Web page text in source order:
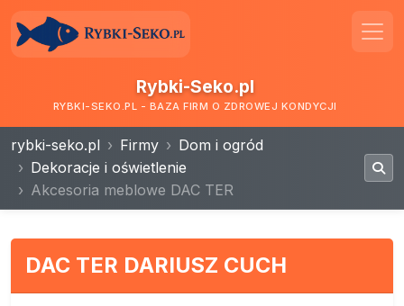
Rybki-Seko.pl
RYBKI-SEKO.PL - BAZA FIRM O ZDROWEJ KONDYCJI
rybki-seko.pl Firmy
Dom i ogród
Dekoracje i oświetlenie
Akcesoria meblowe DAC TER
DAC TER DARIUSZ CUCH